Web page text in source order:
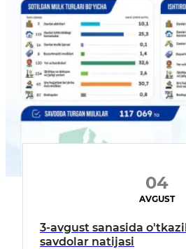
04
AVGUST
3-avgust sanasida
savdolar natijasi